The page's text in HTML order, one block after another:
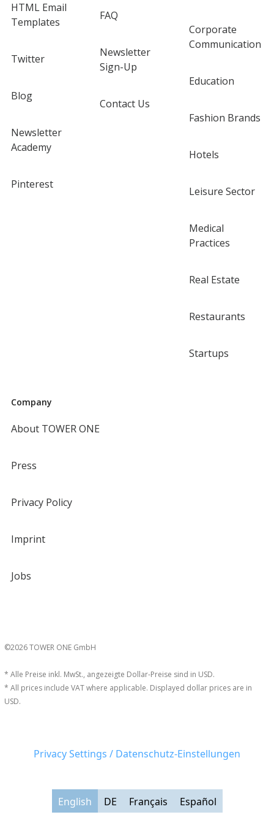
HTML Email
Templates
Twitter
Blog
Newsletter
Academy
Pinterest
FAQ
Newsletter
Sign-Up
Contact Us
Corporate
Communication
Education
Fashion Brands
Hotels
Leisure Sector
Medical
Practices
Real Estate
Restaurants
Startups
Company
About TOWER ONE
Press
Privacy Policy
Imprint
Jobs
©2026 TOWER ONE GmbH
* Alle Preise inkl. MwSt., angezeigte Dollar-Preise sind in USD.
* All prices include VAT where applicable. Displayed dollar prices are in
USD.
Privacy Settings / Datenschutz-Einstellungen
English DE Français Español